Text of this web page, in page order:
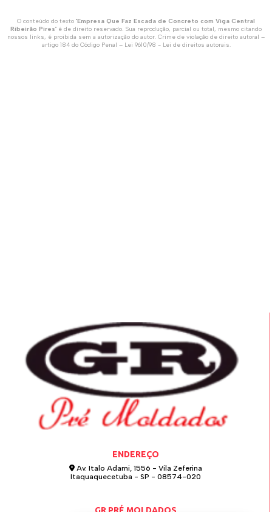
O conteúdo do texto "Empresa Que Faz Escada de Concreto com Viga Central
Ribeirão Pires" é de direito reservado. Sua reprodução, parcial ou total, mesmo citando
nossos links, é proibida sem a autorização do autor. Crime de violação de direito autoral –
artigo 184 do Código Penal – Lei 9610/98 - Lei de direitos autorais.
ENDEREÇO
Av. Italo Adami, 1556 - Vila Zeferina
Itaquaquecetuba - SP - 08574-020